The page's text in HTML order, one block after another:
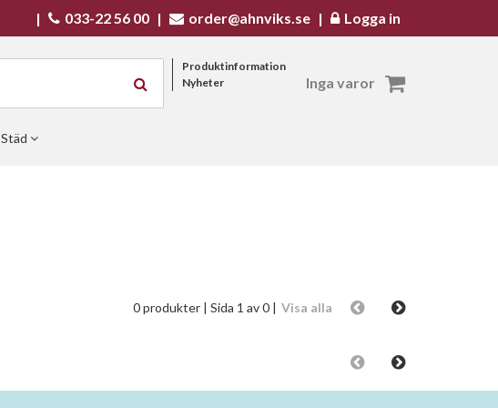
Visa alla
0 produkter | Sida 1 av 0 |
| 033-22 56 00 | order@ahnviks.se | Logga in
Produktinformation
Nyheter
Inga varor
Städ